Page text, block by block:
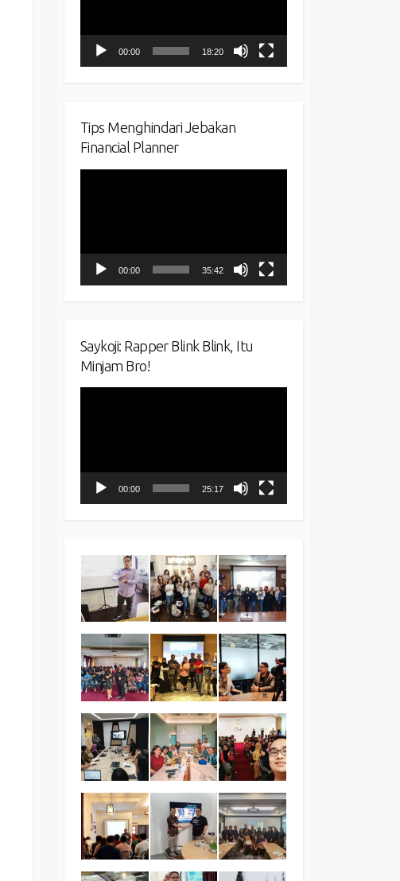
00:00 18:20
Tips Menghindari Jebakan
Financial Planner
00:00 35:42
Saykoji: Rapper Blink Blink, Itu
Minjam Bro!
00:00 25:17